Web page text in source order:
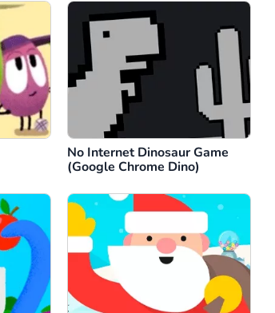
No Internet Dinosaur Game
(Google Chrome Dino)